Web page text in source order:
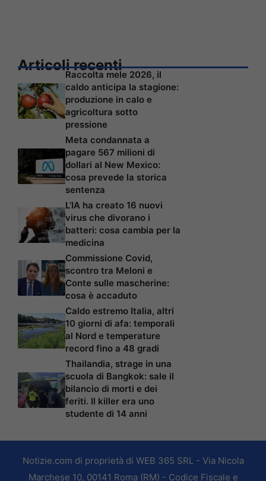
Articoli recenti
Raccolta mele 2026, il
caldo anticipa la stagione:
produzione in calo e
agricoltura sotto
pressione
Meta condannata a
pagare 567 milioni di
dollari al New Mexico:
cosa prevede la storica
sentenza
L’IA ha creato 16 nuovi
virus che divorano i
batteri: cosa cambia per la
medicina
Commissione Covid,
scontro tra Meloni e
Conte sulle mascherine:
cosa è accaduto
Caldo estremo Italia, altri
10 giorni di afa: temporali
al Nord e temperature
record fino a 48 gradi
Thailandia, strage in una
scuola di Bangkok: sale il
bilancio di morti e dei
feriti. Il killer era uno
studente di 14 anni
Notizie.com di proprietà di WEB 365 SRL - Via Nicola
Marchese 10, 00141 Roma (RM) - Codice Fiscale e